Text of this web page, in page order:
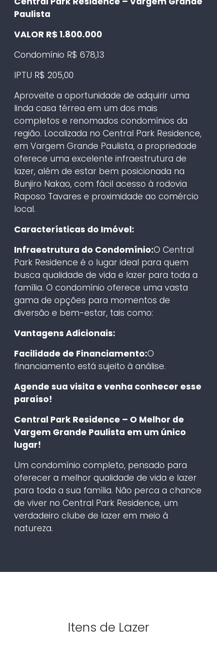
Paulista
VALOR R$ 1.800.000
Condomínio R$ 678,13
IPTU R$ 205,00
Aproveite a oportunidade de adquirir uma
linda casa térrea em um dos mais
completos e renomados condomínios da
região. Localizada no Central Park Residence,
em Vargem Grande Paulista, a propriedade
oferece uma excelente infraestrutura de
lazer, além de estar bem posicionada na
Bunjiro Nakao, com fácil acesso à rodovia
Raposo Tavares e proximidade ao comércio
local.
Características do Imóvel:
Infraestrutura do Condomínio:O Central
Park Residence é o lugar ideal para quem
busca qualidade de vida e lazer para toda a
família. O condomínio oferece uma vasta
gama de opções para momentos de
diversão e bem-estar, tais como:
Vantagens Adicionais:
Facilidade de Financiamento:O
financiamento está sujeito à análise.
Agende sua visita e venha conhecer esse
paraíso!
Central Park Residence – O Melhor de
Vargem Grande Paulista em um único
lugar!
Um condomínio completo, pensado para
oferecer a melhor qualidade de vida e lazer
para toda a sua família. Não perca a chance
de viver no Central Park Residence, um
verdadeiro clube de lazer em meio à
natureza.
Itens de Lazer